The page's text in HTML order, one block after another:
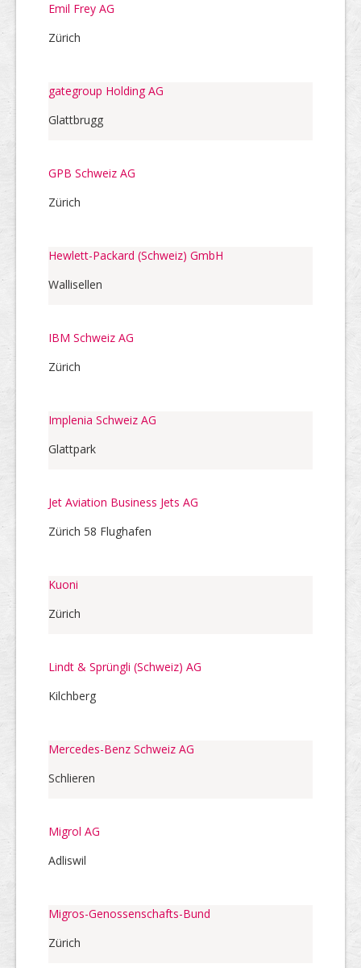
Emil Frey AG
Zürich
gategroup Holding AG
Glattbrugg
GPB Schweiz AG
Zürich
Hewlett-Packard (Schweiz) GmbH
Wallisellen
IBM Schweiz AG
Zürich
Implenia Schweiz AG
Glattpark
Jet Aviation Business Jets AG
Zürich 58 Flughafen
Kuoni
Zürich
Lindt & Sprüngli (Schweiz) AG
Kilchberg
Mercedes-Benz Schweiz AG
Schlieren
Migrol AG
Adliswil
Migros-Genossenschafts-Bund
Zürich